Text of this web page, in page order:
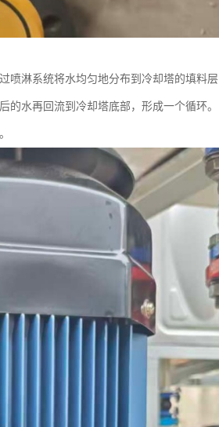
喷淋系统将水均匀地分布到冷却塔的填料层
的水再回流到冷却塔底部，形成一个循环。